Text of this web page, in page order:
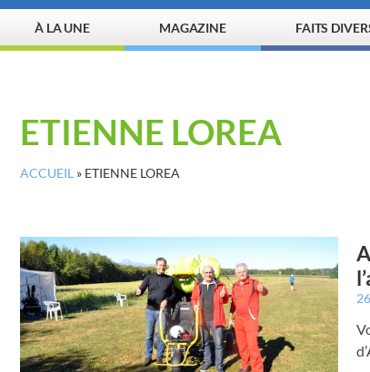
À LA UNE MAGAZINE FAITS
ETIENNE LOREA
ACCUEIL » ETIENNE LOREA